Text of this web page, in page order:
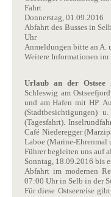
Fahrt
Donnerstag, 01.09.2016
Abfahrt des Busses in
Uhr
Anmeldungen bitte an A.
Weitere Informationen im
Urlaub an der Ostsee
Schleswig am
und am Hafen mit HP.
(Stadtbesichtigungen)
(Tagesfahrt).
Café Niederegger
Laboe (Marine-Ehrenmal
Führer begleiten uns auf
Sonntag, 18.09.2016 bis
Abfahrt im modernen
07:00 Uhr in Selb in der
Für diese Ostseereise